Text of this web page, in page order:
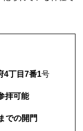
4丁目7番1号
拝可能
の開門